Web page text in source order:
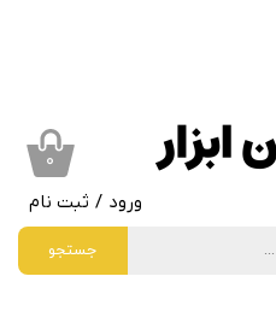
جستجو
ورود / ثبت نام
۰